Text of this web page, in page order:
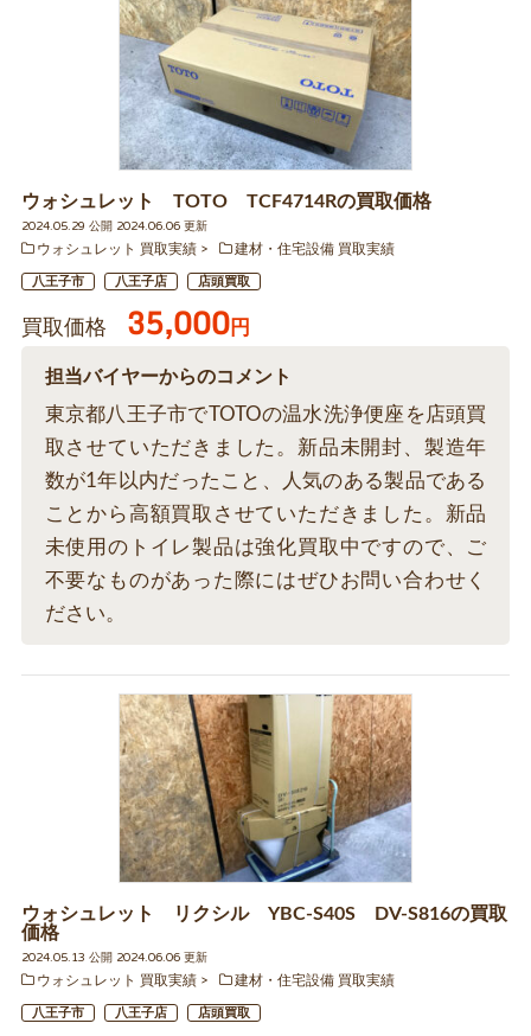
ウォシュレット TOTO TCF4714Rの買取価格
2024.05.29 公開 2024.06.06 更新
ウォシュレット 買取実績
建材・住宅設備 買取実績
八王子市 八王子店 店頭買取
買取価格 35,000円
担当バイヤーからのコメント
東京都八王子市でTOTOの温水洗浄便座を店頭買
取させていただきました。新品未開封、製造年
数が1年以内だったこと、人気のある製品である
ことから高額買取させていただきました。新品
未使用のトイレ製品は強化買取中ですので、ご
不要なものがあった際にはぜひお問い合わせく
ださい。
ウォシュレット リクシル YBC-S40S DV-S816の買取
価格
2024.05.13 公開 2024.06.06 更新
ウォシュレット 買取実績
建材・住宅設備 買取実績
八王子市 八王子店 店頭買取